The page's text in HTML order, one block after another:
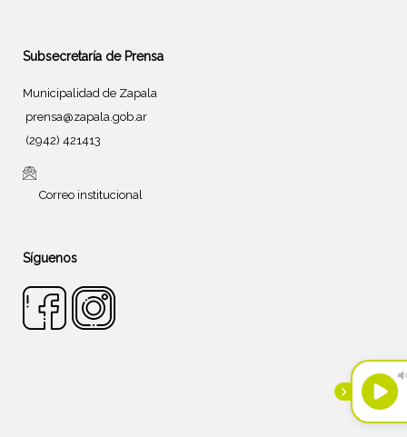
Subsecretaría de Prensa
Municipalidad de Zapala
prensa@zapala.gob.ar
(2942) 421413
Correo institucional
Síguenos